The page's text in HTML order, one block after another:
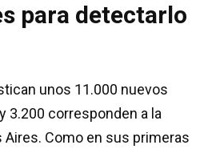
para detectarlo
unos 11.000 nuevos
3.200 corresponden a la
Aires. Como en sus primeras